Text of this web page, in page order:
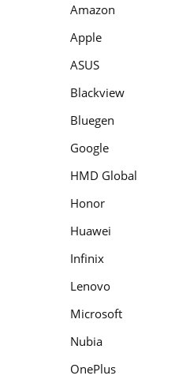
Amazon
Apple
ASUS
Blackview
Bluegen
Google
HMD Global
Honor
Huawei
Infinix
Lenovo
Microsoft
Nubia
OnePlus